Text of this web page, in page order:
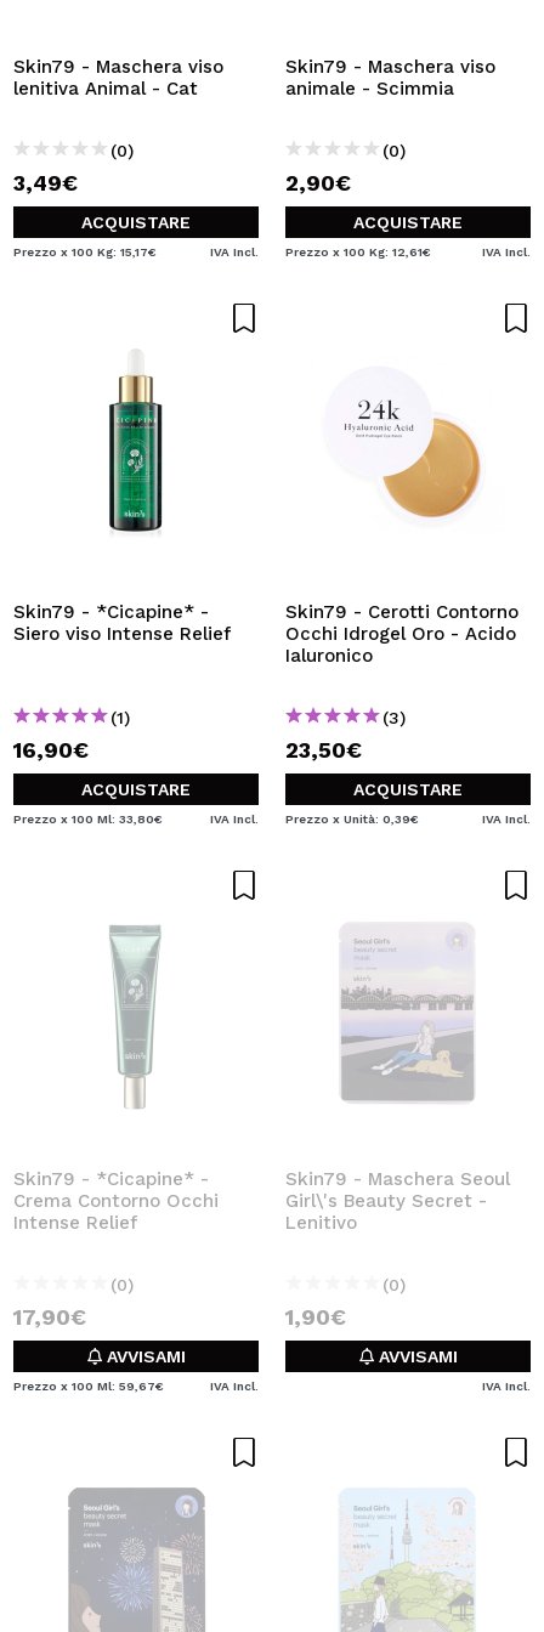
Creando un account su Maquibeauty.it potrai fare i tuoi
acquisti velocemente, controllare lo stato dei tuoi ordini e
consultare le tue operazioni precedenti.
CREARE UN ACCOUNT
Skin79 - Maschera viso
lenitiva Animal - Cat
(0)
3,49€
ACQUISTARE
Prezzo x 100 Kg: 15,17€ IVA Incl.
Skin79 - Maschera viso
animale - Scimmia
(0)
2,90€
ACQUISTARE
Prezzo x 100 Kg: 12,61€ IVA Incl.
Skin79 - *Cicapine* -
Siero viso Intense Relief
(1)
16,90€
ACQUISTARE
Prezzo x 100 Ml: 33,80€ IVA Incl.
Skin79 - Cerotti Contorno
Occhi Idrogel Oro - Acido
Ialuronico
(3)
23,50€
ACQUISTARE
Prezzo x Unità: 0,39€ IVA Incl.
Skin79 - *Cicapine* -
Crema Contorno Occhi
Intense Relief
(0)
17,90€
AVVISAMI
Prezzo x 100 Ml: 59,67€ IVA Incl.
Skin79 - Maschera Seoul
Girl\'s Beauty Secret -
Lenitivo
(0)
1,90€
AVVISAMI
IVA Incl.